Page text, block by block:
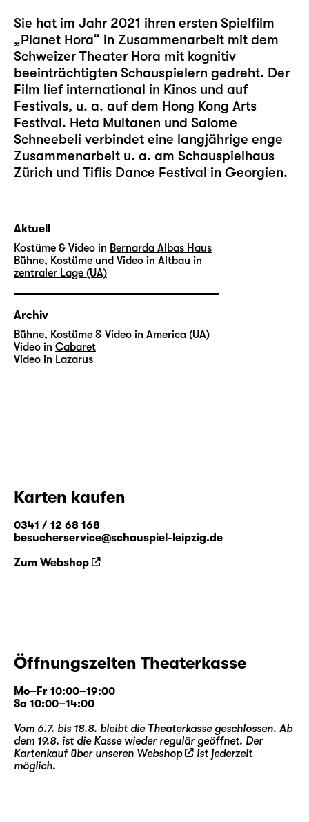
Sie hat im Jahr 2021 ihren ersten Spielfilm
„Planet Hora“ in Zusammenarbeit mit dem
Schweizer Theater Hora mit kognitiv
beeinträchtigten Schauspielern gedreht. Der
Film lief international in Kinos und auf
Festivals, u. a. auf dem Hong Kong Arts
Festival. Heta Multanen und Salome
Schneebeli verbindet eine langjährige enge
Zusammenarbeit u. a. am Schauspielhaus
Zürich und Tiflis Dance Festival in Georgien.
Aktuell
Kostüme & Video in Bernarda Albas Haus
Bühne, Kostüme und Video in Altbau in
zentraler Lage (UA)
Archiv
Bühne, Kostüme & Video in America (UA)
Video in Cabaret
Video in Lazarus
Karten kaufen
0341 / 12 68 168
besucherservice@schauspiel-leipzig.de
Zum Webshop
Öffnungszeiten Theaterkasse
Mo–Fr 10:00–19:00
Sa 10:00–14:00
Vom 6.7. bis 18.8. bleibt die Theaterkasse geschlossen. Ab
dem 19.8. ist die Kasse wieder regulär geöffnet. Der
Kartenkauf über unseren Webshop
ist jederzeit
möglich.